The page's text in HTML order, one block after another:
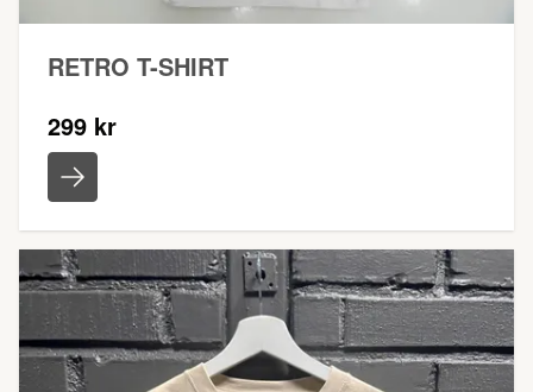
RETRO T-SHIRT
299 kr